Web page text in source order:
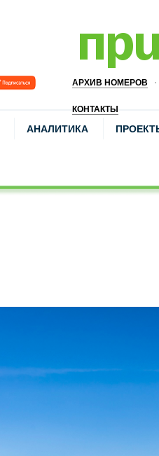
АРХИВ НОМЕРОВ
КОНТАКТЫ
АНАЛИТИКА